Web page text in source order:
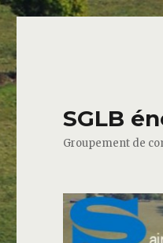
SGLB
Groupement de